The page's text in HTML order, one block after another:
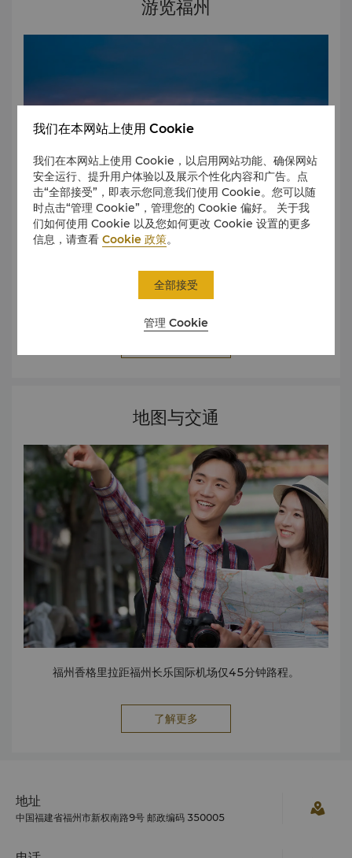
游览福州
或缺的健康生活方式。
地图与交通
福州香格里拉距福州长乐国际机场仅45分钟路程。
了解更多
地址
中国福建省福州市新权南路9号 邮政编码 350005
我们在本网站上使用 Cookie
我们在本网站上使用 Cookie，以启用网站功能、确保网站
安全运行、提升用户体验以及展示个性化内容和广告。点
击“全部接受”，即表示您同意我们使用 Cookie。您可以随
时点击“管理 Cookie”，管理您的 Cookie 偏好。 关于我
们如何使用 Cookie 以及您如何更改 Cookie 设置的更多
信息，请查看Cookie 政策。
管理 Cookie
全部接受